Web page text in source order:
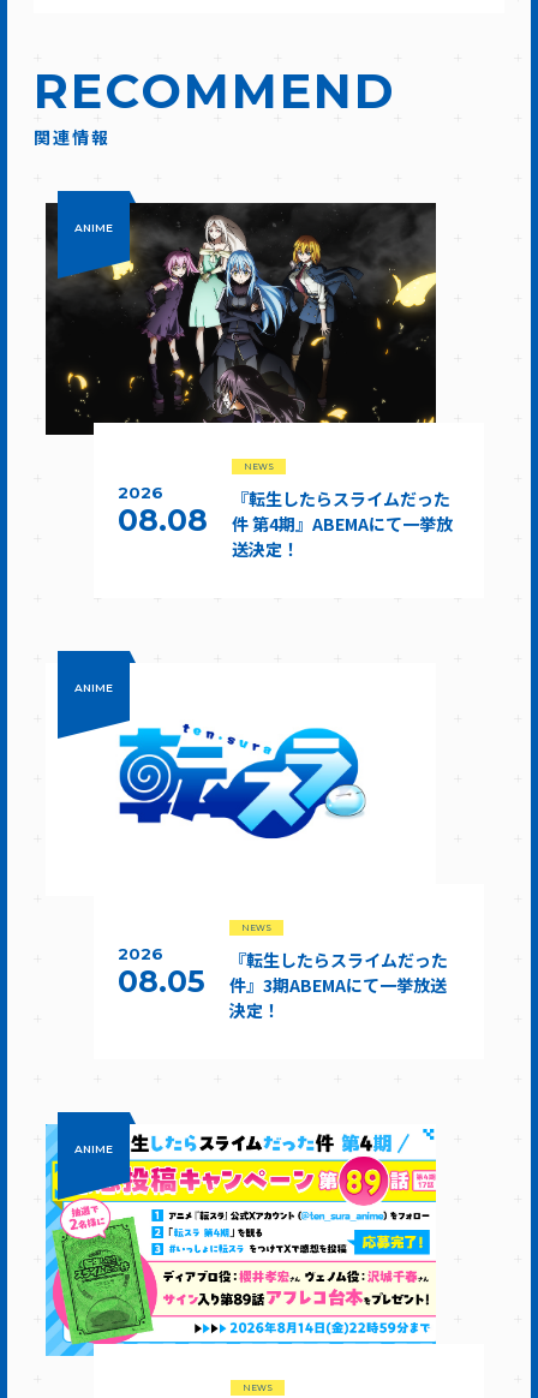
RECOMMEND
関連情報
ANIME
2026
08.08
NEWS
『転生したらスライムだった
件 第4期』ABEMAにて一挙放
送決定！
ANIME
2026
08.05
NEWS
『転生したらスライムだった
件』3期ABEMAにて一挙放送
決定！
ANIME
NEWS